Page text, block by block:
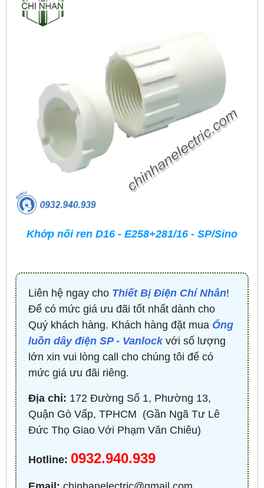
Khớp nối ren D16 - E258+281/16 - SP/Sino
Liên hệ ngay cho Thiết Bị Điện Chí Nhân!
Để có mức giá ưu đãi tốt nhất dành cho
Quý khách hàng. Khách hàng đặt mua Ống
luồn dây điện SP - Vanlock với số lượng
lớn xin vui lòng call cho chúng tôi để có
mức giá ưu đãi riêng.
Địa chỉ: 172 Đường Số 1, Phường 13,
Quận Gò Vấp, TPHCM ​ (Gần Ngã Tư Lê
Đức Thọ Giao Với Phạm Văn Chiêu)
Hotline: 0932.940.939